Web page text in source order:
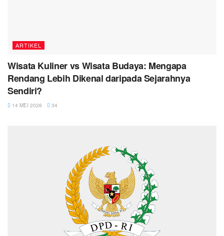
ARTIKEL
Wisata Kuliner vs Wisata Budaya: Mengapa
Rendang Lebih Dikenal daripada Sejarahnya
Sendiri?
14 MEI 2026 34